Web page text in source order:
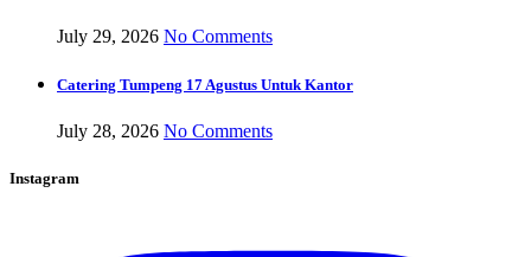
July 29, 2026 No Comments
Catering Tumpeng 17 Agustus Untuk Kantor
July 28, 2026 No Comments
Instagram